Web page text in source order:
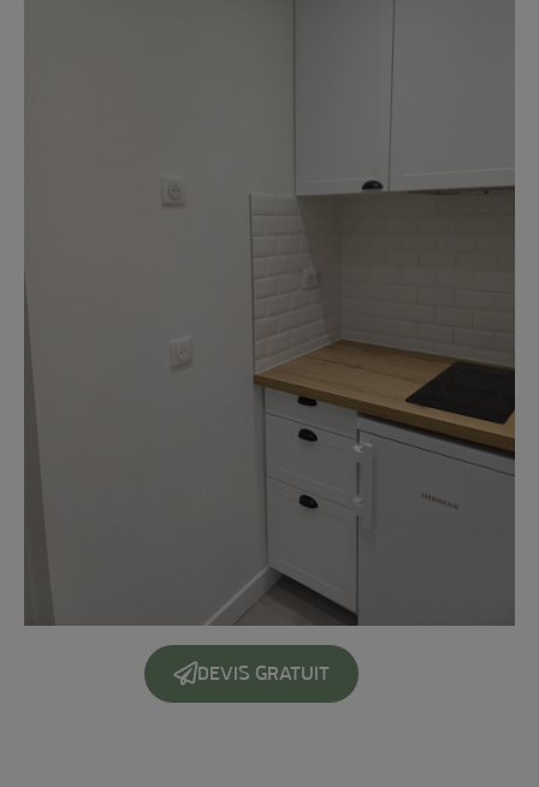
DEVIS GRATUIT